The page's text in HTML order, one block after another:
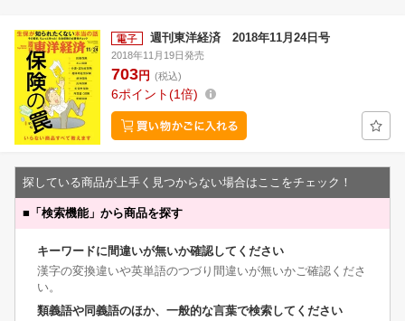
週刊東洋経済 2018年11月24日号
2018年11月19日発売
703円 (税込)
6ポイント 1倍
探している商品が上手く見つからない場合はここをチェック！
■ 「検索機能」から商品を探す
キーワードに間違いが無いか確認してください
漢字の変換違いや英単語のつづり間違いが無いかご確認くださ
い。
類義語や同義語のほか、一般的な言葉で検索してください